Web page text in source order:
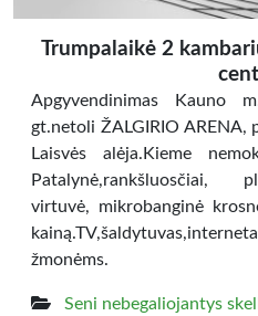
Trumpalaikė 2
Apgyvendinimas Kauno
gt.netoli ŽALGIRIO ARENA,
Laisvės alėja.Kieme
Patalynė,rankšluosčiai,
virtuvė, mikrobanginė
žmonėms.
Seni nebegaliojantys